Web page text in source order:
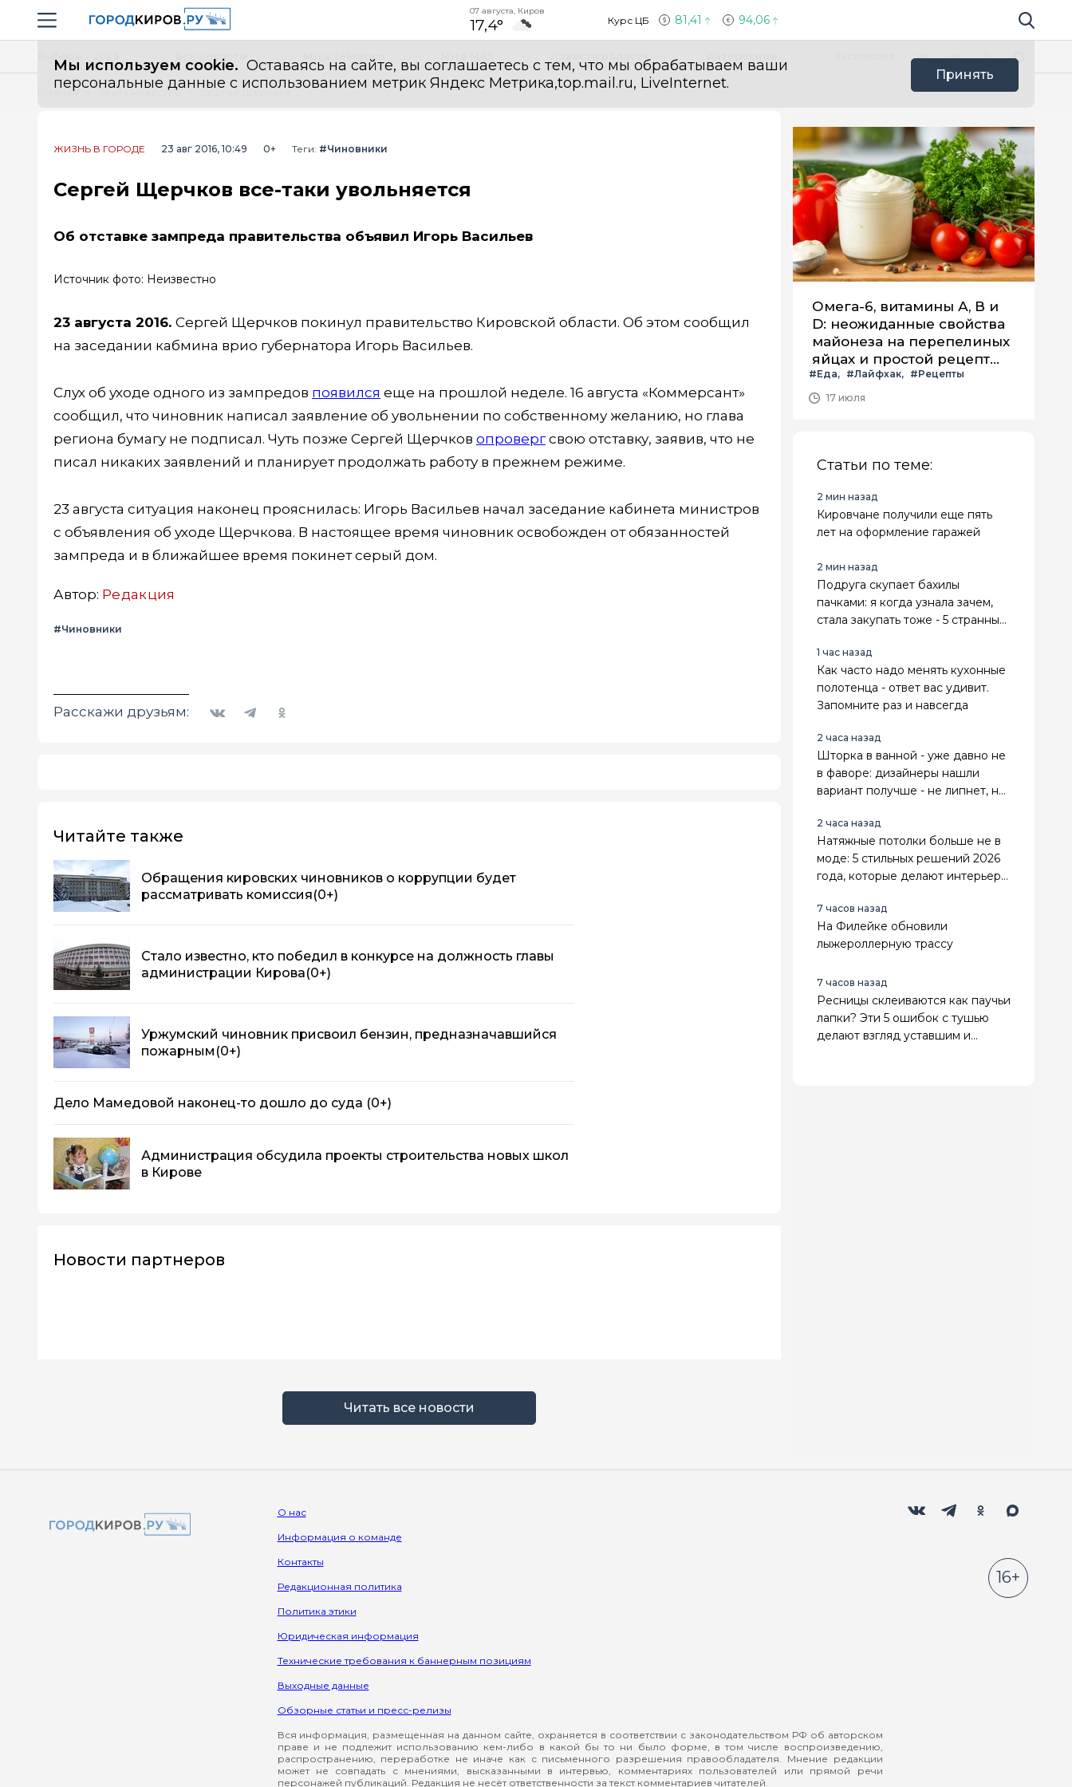
Навигация сайта
07 августа, Киров
17,4° Курс ЦБ 81,41 94,06 Поиск по
Мы используем cookie. Оставаясь на сайте, вы соглашаетесь с тем, что мы обрабатываем ваши
персональные данные с использованием метрик Яндекс Метрика,top.mail.ru, LiveInternet.
Принять
Все новости
Главная Лента новостей
ЖИЗНЬ В ГОРОДЕ 23 авг 2016, 10:49 0+ Теги: #Чиновники
Сергей Щерчков все-таки увольняется
Об отставке зампреда правительства объявил Игорь Васильев
Источник фото: Неизвестно
23 августа 2016. Сергей Щерчков покинул правительство Кировской области. Об этом сообщил
на заседании кабмина врио губернатора Игорь Васильев.
Слух об уходе одного из зампредов появился еще на прошлой неделе. 16 августа «Коммерсант»
сообщил, что чиновник написал заявление об увольнении по собственному желанию, но глава
региона бумагу не подписал. Чуть позже Сергей Щерчков опровергсвою отставку, заявив, что не
писал никаких заявлений и планирует продолжать работу в прежнем режиме.
23 августа ситуация наконец прояснилась: Игорь Васильев начал заседание кабинета министров
с объявления об уходе Щерчкова. В настоящее время чиновник освобожден от обязанностей
зампреда и в ближайшее время покинет серый дом.
Автор: Редакция
#Чиновники
Расскажи друзьям:
Читайте также
Обращения кировских чиновников о коррупции будет
рассматривать комиссия(0+)
Стало известно, кто победил в конкурсе на должность главы
администрации Кирова(0+)
Уржумский чиновник присвоил бензин, предназначавшийся
пожарным (0+)
Дело Мамедовой наконец-то дошло до суда (0+)
Администрация обсудила проекты строительства новых школ
в Кирове
Новости партнеров
Читать все новости
Омега-6, витамины А, В и
D: неожиданные свойства
майонеза на перепелиных
яйцах и простой рецепт
летнего салата с ним
#Еда #Лайфхак
#Рецепты
17 июля
Статьи по теме:
2 мин назад
Кировчане получили еще пять
лет на оформление гаражей
2 мин назад
Подруга скупает бахилы
пачками: я когда узнала зачем,
стала закупать тоже - 5 странных,
1 час назад
Как часто надо менять кухонные
полотенца - ответ вас удивит.
Запомните раз и навсегда
2 часа назад
Шторка в ванной - уже давно не
в фаворе: дизайнеры нашли
вариант получше - не липнет, не
2 часа назад
Натяжные потолки больше не в
моде: 5 стильных решений 2026
года, которые делают интерьер
7 часов назад
На Филейке обновили
лыжероллерную трассу
7 часов назад
Ресницы склеиваются как паучьи
лапки? Эти 5 ошибок с тушью
делают взгляд уставшим и
О нас
Информация о команде
Контакты
Редакционная политика
Политика этики
Юридическая информация
Технические требования к баннерным позициям
Выходные данные
Обзорные статьи и пресс-релизы
Вся информация, размещенная на данном сайте, охраняется в соответствии с законодательством РФ об авторском
праве и не подлежит использованию кем-либо в какой бы то ни было форме, в том числе воспроизведению,
распространению, переработке не иначе как с письменного разрешения правообладателя. Мнение редакции
может не совпадать с мнениями, высказанными в интервью, комментариях пользователей или прямой речи
персонажей публикаций. Редакция не несёт ответственности за текст комментариев читателей.
16+